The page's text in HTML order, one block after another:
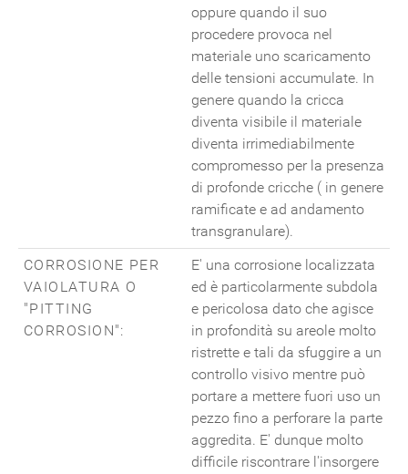
oppure quando il suo
procedere provoca nel
materiale uno scaricamento
delle tensioni accumulate. In
genere quando la cricca
diventa visibile il materiale
diventa irrimediabilmente
compromesso per la presenza
di profonde cricche ( in genere
ramificate e ad andamento
transgranulare).
CORROSIONE PER
VAIOLATURA O
"PITTING
CORROSION":
E' una corrosione localizzata
ed è particolarmente subdola
e pericolosa dato che agisce
in profondità su areole molto
ristrette e tali da sfuggire a un
controllo visivo mentre può
portare a mettere fuori uso un
pezzo fino a perforare la parte
aggredita. E' dunque molto
difficile riscontrare l'insorgere